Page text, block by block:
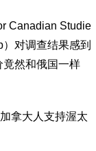
Canadian Studie
对调查结果感到
竟然和俄国一样
拿大人支持渥太